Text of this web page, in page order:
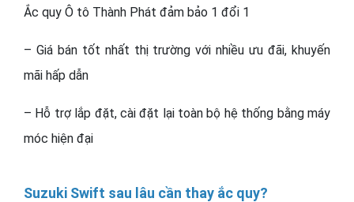
Ắc quy Ô tô Thành Phát đảm bảo 1 đổi 1
– Giá bán tốt nhất thị trường với nhiều ưu đãi, khuyến
mãi hấp dẫn
– Hỗ trợ lắp đặt, cài đặt lại toàn bộ hệ thống bằng máy
móc hiện đại
Suzuki Swift sau lâu cần thay ắc quy?